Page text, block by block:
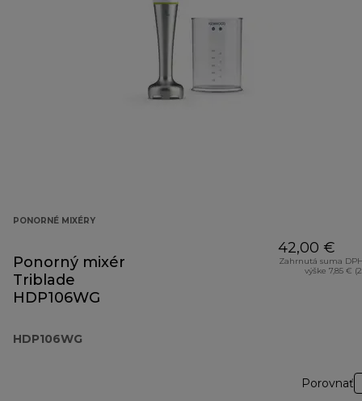
PONORNÉ MIXÉRY
Ponorný mixér
Triblade
HDP106WG
HDP106WG
42,00 €
Zahrnutá suma
výške 7,85 €
Porovnať